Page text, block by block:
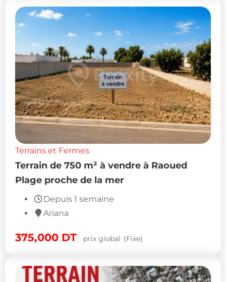
Terrains et Fermes
Terrain de 750 m² à vendre à Raoued
Plage proche de la mer
Depuis 1 semaine
Ariana
375,000 DT prix global (Fixe)